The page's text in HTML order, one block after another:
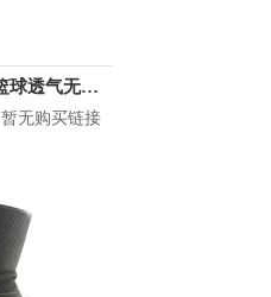
Anta 新款要疯篮球透气无袖T恤 152131203
暂无购买链接